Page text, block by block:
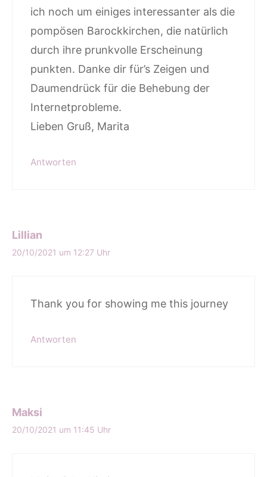
ich noch um einiges interessanter als die
pompösen Barockkirchen, die natürlich
durch ihre prunkvolle Erscheinung
punkten. Danke dir für’s Zeigen und
Daumendrück für die Behebung der
Internetprobleme.
Lieben Gruß, Marita
Antworten
Lillian
20/10/2021 um 12:27 Uhr
Thank you for showing me this journey
Antworten
Maksi
20/10/2021 um 11:45 Uhr